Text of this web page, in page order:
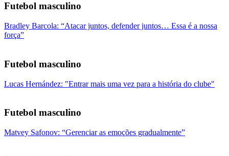
Futebol masculino
Bradley Barcola: “Atacar juntos, defender juntos… Essa é a nossa
força”
Futebol masculino
Lucas Hernández: "Entrar mais uma vez para a história do clube"
Futebol masculino
Matvey Safonov: “Gerenciar as emoções gradualmente”